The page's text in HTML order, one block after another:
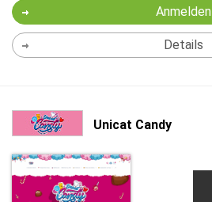
Anmelden
Details
Unicat Candy